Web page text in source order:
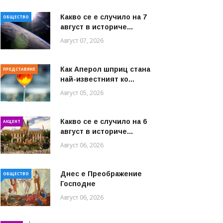
ОБЩЕСТВО
Какво се е случило на 7
август в историче...
Август 07, 2026
ПРЕДСТАВЯНЕ
Как Аперол шприц стана
най-известният ко...
Август 05, 2026
АКЦЕНТ
Какво се е случило на 6
август в историче...
Август 06, 2026
ОБЩЕСТВО
Днес е Преображение
Господне
Август 06, 2026